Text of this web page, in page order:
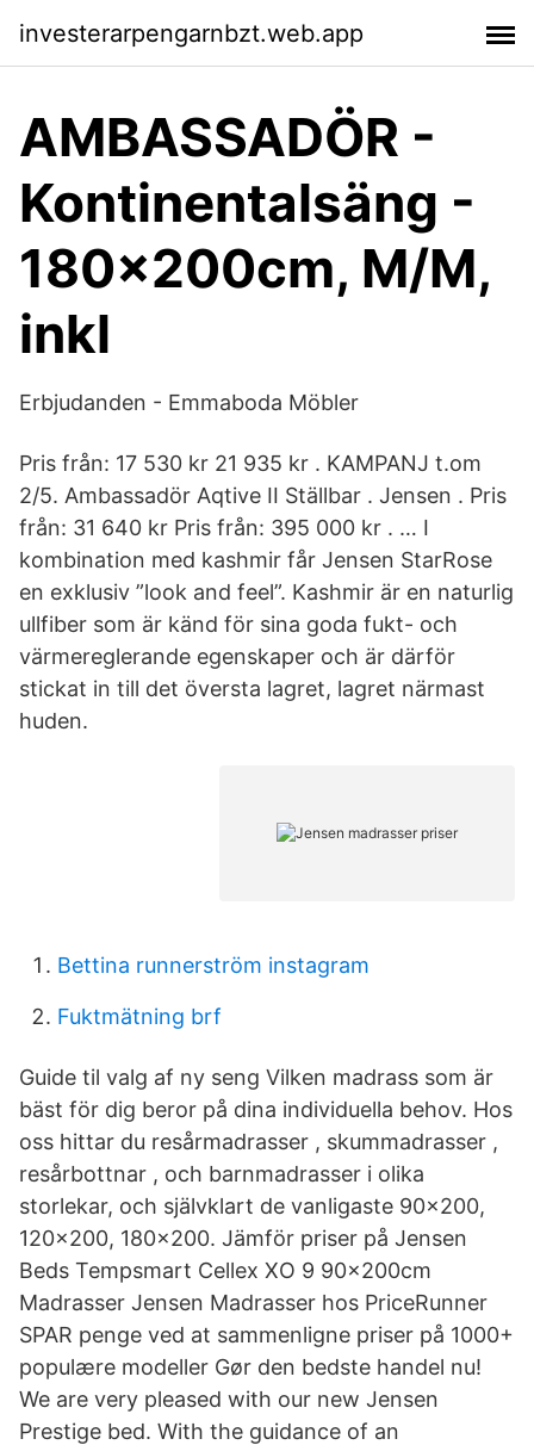
investerarpengarnbzt.web.app
AMBASSADÖR -
Kontinentalsäng -
180x200cm, M/M,
inkl
Erbjudanden - Emmaboda Möbler
Pris från: 17 530 kr 21 935 kr . KAMPANJ t.om
2/5. Ambassadör Aqtive II Ställbar . Jensen . Pris
från: 31 640 kr Pris från: 395 000 kr . … I
kombination med kashmir får Jensen StarRose
en exklusiv ”look and feel”. Kashmir är en naturlig
ullfiber som är känd för sina goda fukt- och
värmereglerande egenskaper och är därför
stickat in till det översta lagret, lagret närmast
huden.
Bettina runnerström instagram
Fuktmätning brf
Guide til valg af ny seng Vilken madrass som är
bäst för dig beror på dina individuella behov. Hos
oss hittar du resårmadrasser , skummadrasser ,
resårbottnar , och barnmadrasser i olika
storlekar, och självklart de vanligaste 90x200,
120x200, 180x200. Jämför priser på Jensen
Beds Tempsmart Cellex XO 9 90x200cm
Madrasser Jensen Madrasser hos PriceRunner
SPAR penge ved at sammenligne priser på 1000+
populære modeller Gør den bedste handel nu!
We are very pleased with our new Jensen
Prestige bed. With the guidance of an